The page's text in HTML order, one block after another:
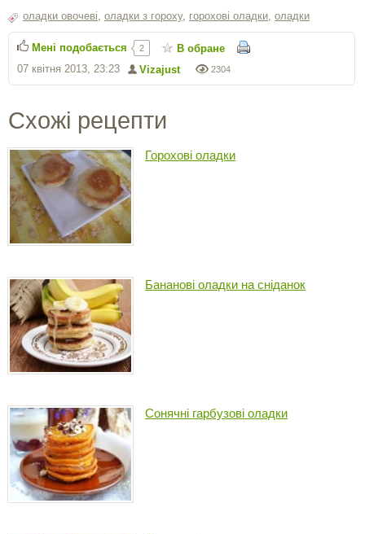
оладки овочеві, оладки з гороху, горохові оладки, оладки
2304
Vizajust
07 квітня 2013, 23:23
Мені подобається 2 В обране
Схожі рецепти
Горохові оладки
Бананові оладки на сніданок
Сонячні гарбузові оладки